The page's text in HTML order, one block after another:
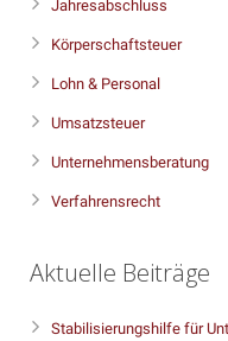
Jahresabschluss
Körperschaftsteuer
Lohn & Personal
Umsatzsteuer
Unternehmensberatung
Verfahrensrecht
Aktuelle Beiträge
Stabilisierungshilfe für